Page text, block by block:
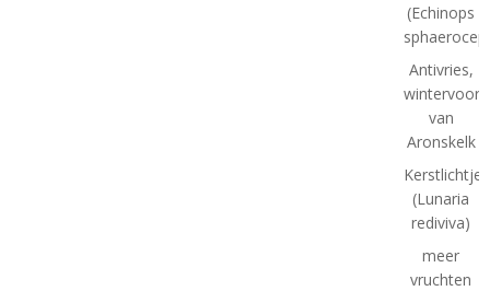
(Echinops
Antivries,
van
Aronskelk
Kerstlichtjes
(Lunaria
rediviva)
meer
vruchten